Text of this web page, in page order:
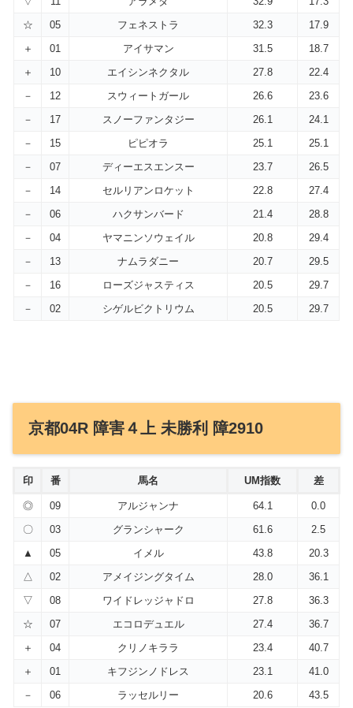
☆
05 フェネストラ 32.3
17.9
＋
01 アイサマン 31.5
18.7
＋
10 エイシンネクタル 27.8
22.4
－
12 スウィートガール 26.6
23.6
－
17 スノーファンタジー 26.1
24.1
－
15 ピピオラ 25.1
25.1
－
07 ディーエスエンスー 23.7
26.5
－
14 セルリアンロケット 22.8
27.4
－
06 ハクサンバード 21.4
28.8
－
04 ヤマニンソウェイル 20.8
29.4
－
13 ナムラダニー 20.7
29.5
－
16 ローズジャスティス 20.5
29.7
－
02 シゲルビクトリウム 20.5 29.7
京都04R 障害４上 未勝利 障2910
印 番 馬名 UM指数 差
◎ 09 アルジャンナ 64.1
0.0
〇
03 グランシャーク 61.6
2.5
▲
05 イメル 43.8
20.3
△
02 アメイジングタイム 28.0
36.1
▽
08 ワイドレッジャドロ 27.8
36.3
☆
07 エコロデュエル 27.4
36.7
＋
04 クリノキララ 23.4
40.7
＋
01 キフジンノドレス 23.1
41.0
－
06 ラッセルリー 20.6 43.5